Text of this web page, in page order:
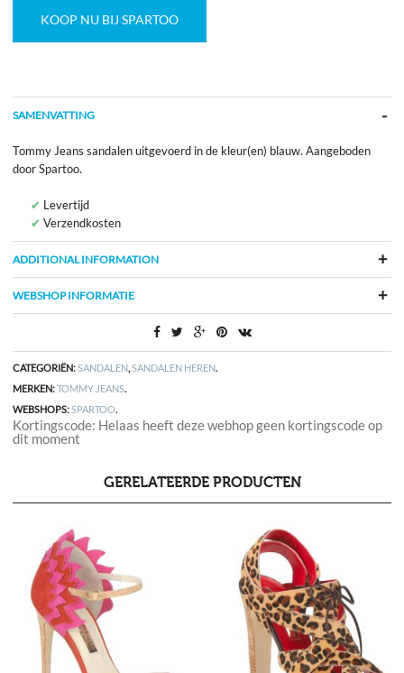
KOOP NU BIJ SPARTOO
SAMENVATTING
Tommy Jeans sandalen uitgevoerd in de kleur(en) blauw. Aangeboden
door Spartoo.
Levertijd
Verzendkosten
ADDITIONAL INFORMATION
WEBSHOP INFORMATIE
CATEGORIËN:SANDALEN,SANDALEN HEREN.
MERKEN:TOMMY JEANS.
WEBSHOPS:SPARTOO.
Kortingscode: Helaas heeft deze webhop geen kortingscode op
dit moment
GERELATEERDE PRODUCTEN